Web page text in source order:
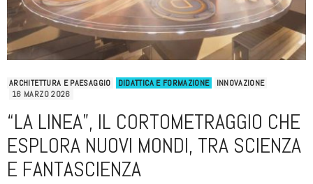
ARCHITETTURA E PAESAGGIO DIDATTICA E FORMAZIONE
INNOVAZIONE
16 MARZO 2026
“LA LINEA”, IL CORTOMETRAGGIO CHE
ESPLORA NUOVI MONDI, TRA SCIENZA
E FANTASCIENZA